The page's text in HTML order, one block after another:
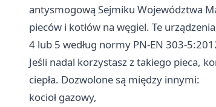
antysmogową Sejmiku Województwa
pieców i kotłów na węgiel. Te
4 lub 5 według normy PN-EN 303-
Jeśli nadal korzystasz z takiego pieca,
ciepła. Dozwolone są między innymi:
kocioł gazowy,